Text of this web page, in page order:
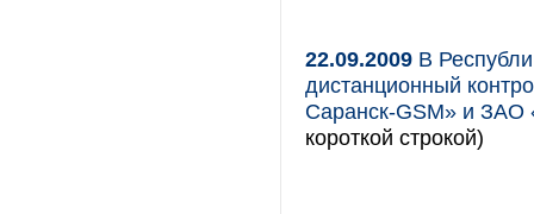
22.09.2009 В
дистанционный
Саранск-GSM» и ЗАО
короткой строкой)